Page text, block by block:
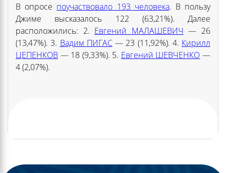
В опросе поучаствовало 193 человека. В пользу
Джиме высказалось 122 (63,21%). Далее
расположились: 2. Евгений МАЛАШЕВИЧ — 26
(13,47%). 3. Вадим ПИГАС— 23 (11,92%). 4. Кирилл
ЦЕПЕНКОВ — 18 (9,33%). 5. Евгений ШЕВЧЕНКО —
4 (2,07%).